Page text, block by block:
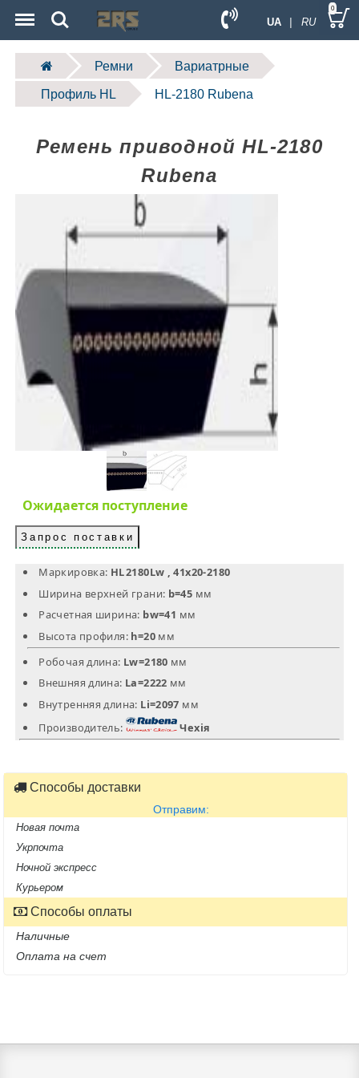
UA | RU
Search 0
Ремни Вариатрные
Профиль HL HL-2180 Rubena
Ремень приводной HL-2180
Rubena
Ожидается поступление
Запрос поставки
Маркировка: HL 2180Lw , 41х20-2180
Ширина верхней грани: b=45 мм
Расчетная ширина: bw=41 мм
Высота профиля: h=20 мм
Робочая длина: Lw=2180 мм
Внешняя длина: La=2222 мм
Внутренняя длина: Li=2097 мм
Производитель:
Чехія
Способы доставки
Отправим:
Новая почта
Укрпочта
Ночной экспресс
Курьером
Способы оплаты
Наличные
Оплата на счет